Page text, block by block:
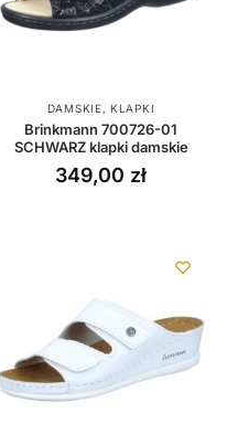
DAMSKIE,KLAPKI
Brinkmann 700726-01
SCHWARZ klapki damskie
349,00 zł